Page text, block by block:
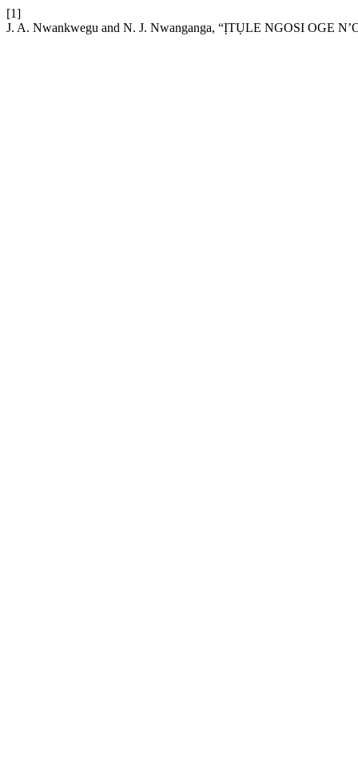
[1]
J. A. Nwankwegu and N. J. Nwanganga, “ỊTỤLE NGOSI OGE